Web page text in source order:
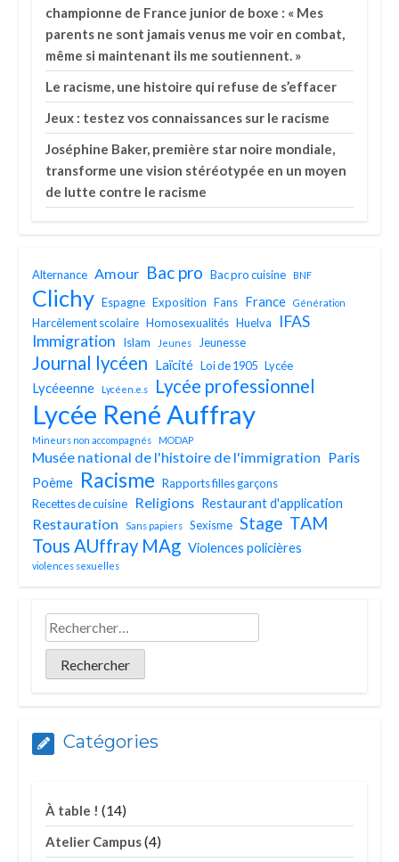
championne de France junior de boxe : « Mes
parents ne sont jamais venus me voir en combat,
même si maintenant ils me soutiennent. »
Le racisme, une histoire qui refuse de s’effacer
Jeux : testez vos connaissances sur le racisme
Joséphine Baker, première star noire mondiale,
transforme une vision stéréotypée en un moyen
de lutte contre le racisme
Alternance Amour Bac pro Bac pro cuisine BNF
Clichy Espagne Exposition Fans France Génération
Harcèlement scolaire Homosexualités Huelva
IFAS
Immigration
Islam Jeunes Jeunesse
Journal lycéen Laïcité Loi de 1905 Lycée
Lycéeenne Lycéen.e.s Lycée professionnel
Lycée René Auffray
Mineurs non accompagnés MODAP
Musée national de l'histoire de l'immigration Paris
Poème Racisme Rapports filles garçons
Recettes de cuisine
Religions Restaurant d'application
Restauration Sans papiers Sexisme Stage TAM
Tous AUffray MAg Violences policières
violences sexuelles
Catégories
À table ! (14)
Atelier Campus(4)